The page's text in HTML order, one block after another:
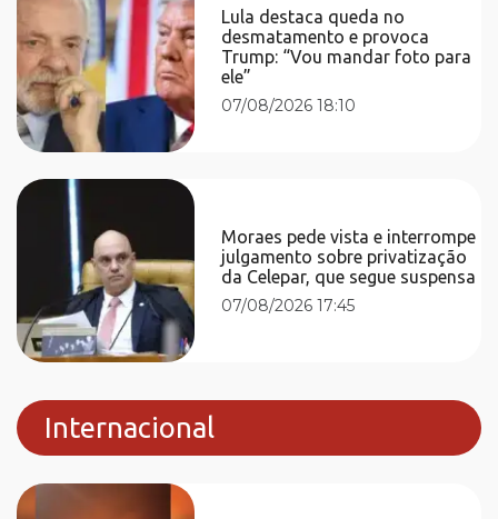
Lula destaca queda no
desmatamento e provoca
Trump: “Vou mandar foto para
ele”
07/08/2026 18:10
Moraes pede vista e interrompe
julgamento sobre privatização
da Celepar, que segue suspensa
07/08/2026 17:45
Internacional